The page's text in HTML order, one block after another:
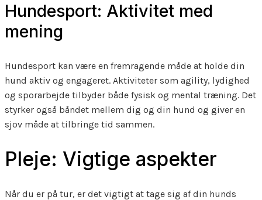
Hundesport: Aktivitet med
mening
Hundesport kan være en fremragende måde at holde din
hund aktiv og engageret. Aktiviteter som agility, lydighed
og sporarbejde tilbyder både fysisk og mental træning. Det
styrker også båndet mellem dig og din hund og giver en
sjov måde at tilbringe tid sammen.
Pleje: Vigtige aspekter
Når du er på tur, er det vigtigt at tage sig af din hunds